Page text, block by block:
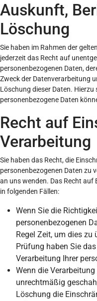
Auskunft,
Löschung
Sie haben im Rahmen der
jederzeit das Recht auf
personenbezogenen Daten,
Zweck der Datenverarbeitung
Löschung dieser Daten.
personenbezogene Daten
Recht auf
Verarbeitung
Sie haben das Recht, die
personenbezogenen Daten zu
an uns wenden. Das Recht
in folgenden Fällen:
Wenn Sie die
personenbezogenen
Regel Zeit, um dies zu
Prüfung haben Sie
Verarbeitung Ihrer
Wenn die
unrechtmäßig
Löschung die